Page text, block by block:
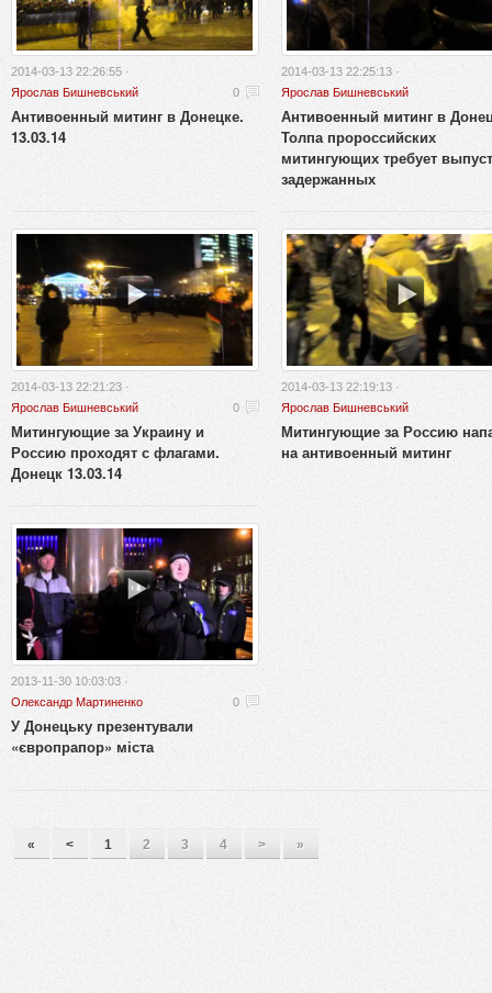
2014-03-13 22:26:55 ·
Ярослав Бишневський
0
Антивоенный митинг в Донецке.
13.03.14
2014-03-13 22:25:13 ·
Ярослав Бишневський
Антивоенный митинг в
Толпа пророссийских
митингующих требует
задержанных
2014-03-13 22:21:23 ·
Ярослав Бишневський
0
Митингующие за Украину и
Россию проходят с флагами.
Донецк 13.03.14
2014-03-13 22:19:13 ·
Ярослав Бишневський
Митингующие за Россию
на антивоенный митинг
2013-11-30 10:03:03 ·
Олександр Мартиненко
0
У Донецьку презентували
«європрапор» міста
« < 1 2 3 4 > »